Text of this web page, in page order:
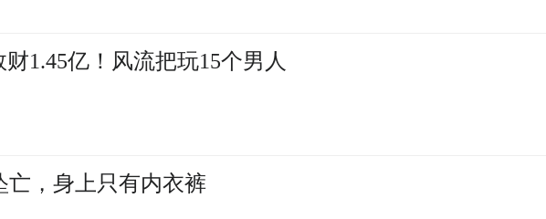
1.45亿！风流把玩15个男人
亡，身上只有内衣裤